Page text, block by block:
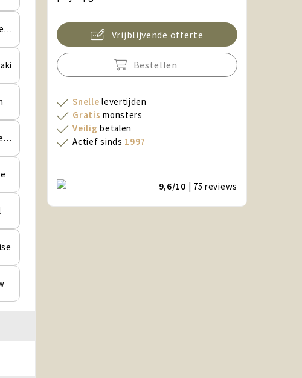
dark-green
lime-green
Vrijblijvende offerte
Bestellen
Snelle levertijden
Gratis monsters
Veilig betalen
Actief sinds 1997
9,6/10 | 75reviews